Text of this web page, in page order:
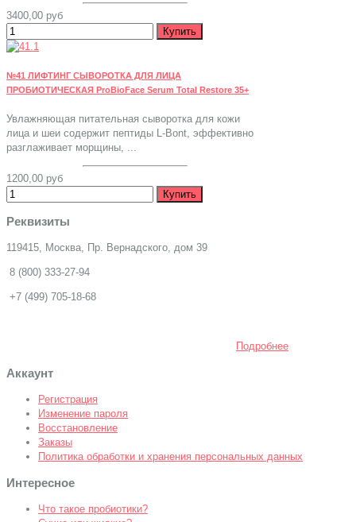
3400,00 руб
№41 ЛИФТИНГ СЫВОРОТКА ДЛЯ ЛИЦА
ПРОБИОТИЧЕСКАЯ ProBioFace Serum Total Restore 35+
Увлажняющая питательная сыворотка для кожи
лица и шеи содержит пептиды L-Bont, эффективно
разглаживает морщины, ...
1200,00 руб
Реквизиты
119415, Москва, Пр. Вернадского, дом 39
8 (800) 333-27-94
+7 (499) 705-18-68
Подробнее
Аккаунт
Регистрация
Изменение пароля
Восстановление
Заказы
Политика обработки и хранения персональных данных
Интересное
Что такое пробиотики?